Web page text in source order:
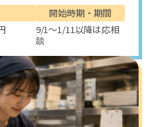
の海の美しさ。
指の人気を誇るビーチ
が広がります。
下で海水浴やサーフィン
風の香りが心を整えてく
開始時期・期間
9/1～1/11以降は応相
談